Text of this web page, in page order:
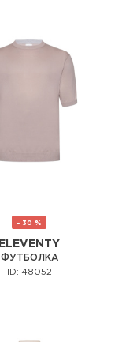
- 30 %
ELEVENTY
ФУТБОЛКА
ID: 48052